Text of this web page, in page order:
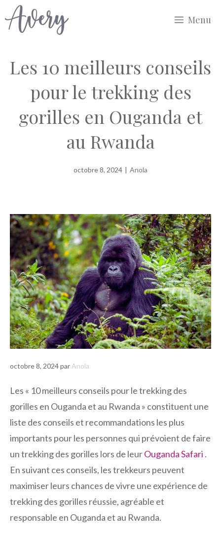
Aller
au
Menu
Les 10 meilleurs conseils
pour le trekking des
gorilles en Ouganda et
au Rwanda
octobre 8, 2024 | Anola
octobre 8, 2024par Anola
Les « 10 meilleurs conseils pour le trekking des
gorilles en Ouganda et au Rwanda » constituent une
liste des conseils et recommandations les plus
importants pour les personnes qui prévoient de faire
un trekking des gorilles lors de leurOuganda Safari .
En suivant ces conseils, les trekkeurs peuvent
maximiser leurs chances de vivre une expérience de
trekking des gorilles réussie, agréable et
responsable en Ouganda et au Rwanda.